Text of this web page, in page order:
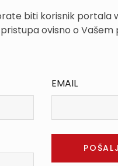
biti korisnik portala
ovisno o Vašem
EMAIL